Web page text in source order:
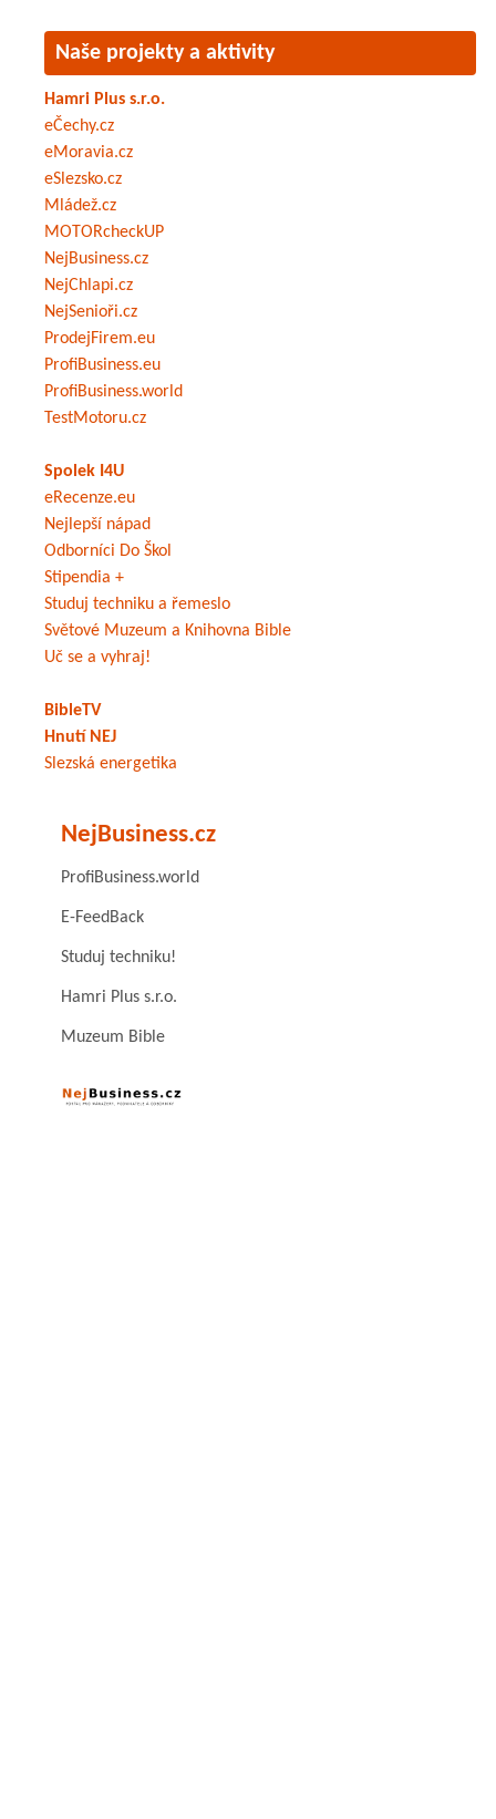
Naše projekty a aktivity
Hamri Plus s.r.o.
eČechy.cz
eMoravia.cz
eSlezsko.cz
Mládež.cz
MOTORcheckUP
NejBusiness.cz
NejChlapi.cz
NejSenioři.cz
ProdejFirem.eu
ProfiBusiness.eu
ProfiBusiness.world
TestMotoru.cz
Spolek I4U
eRecenze.eu
Nejlepší nápad
Odborníci Do Škol
Stipendia +
Studuj techniku a řemeslo
Světové Muzeum a Knihovna Bible
Uč se a vyhraj!
BibleTV
Hnutí NEJ
Slezská energetika
NejBusiness.cz
ProfiBusiness.world
E-FeedBack
Studuj techniku!
Hamri Plus s.r.o.
Muzeum Bible